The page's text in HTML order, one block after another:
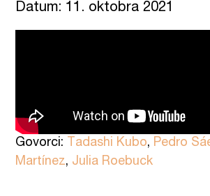
Datum: 11. oktobra 2021
Govorci: Tadashi Kubo, Pedro
Martínez, Julia Roebuck